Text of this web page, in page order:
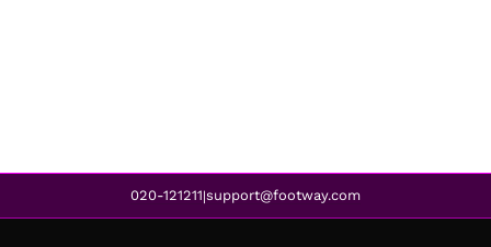
020-121211|support@footway.com